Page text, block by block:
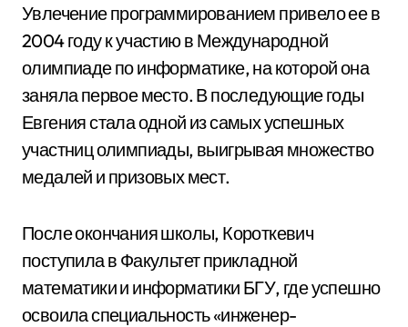
Увлечение программированием привело ее в
2004 году к участию в Международной
олимпиаде по информатике, на которой она
заняла первое место. В последующие годы
Евгения стала одной из самых успешных
участниц олимпиады, выигрывая множество
медалей и призовых мест.
После окончания школы, Короткевич
поступила в Факультет прикладной
математики и информатики БГУ, где успешно
освоила специальность «инженер-